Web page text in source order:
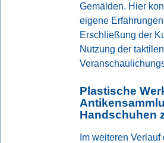
Gemälden. Hier
eigene
Erschließung der
Nutzung der taktilen
Plastische
Handschuhen
Im weiteren